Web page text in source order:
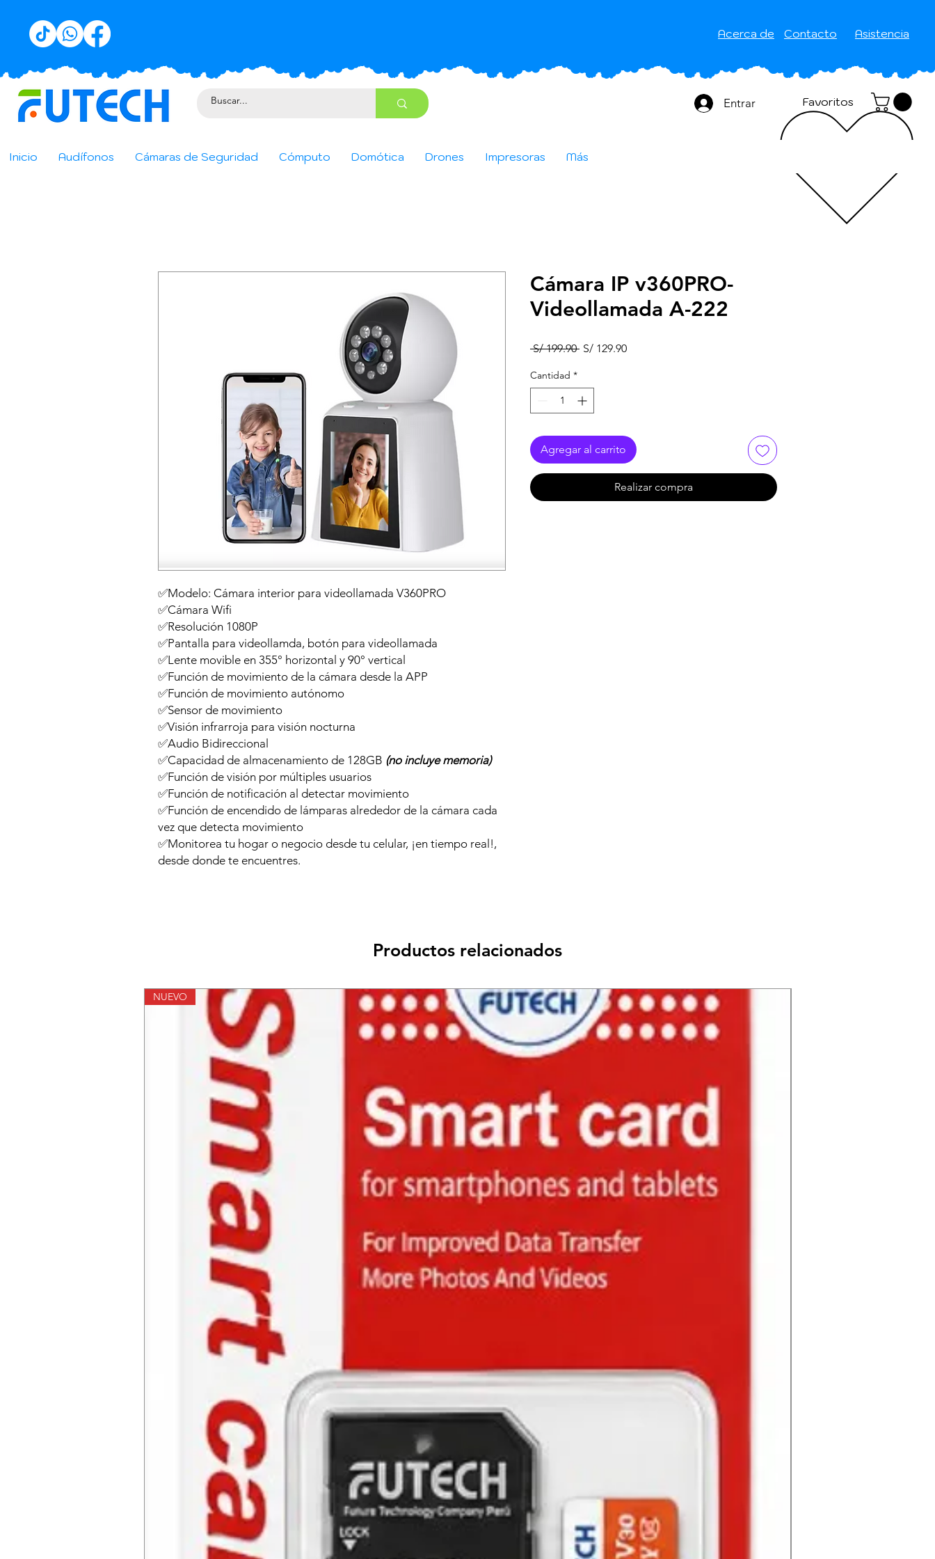
Acerca de Contacto Asistencia
Entrar Favoritos
Inicio Audífonos Cámaras de Seguridad Cómputo Domótica Drones Impresoras Más
✅Modelo: Cámara interior para videollamada V360PRO
✅Cámara Wifi
✅Resolución 1080P
✅Pantalla para videollamda, botón para videollamada
✅Lente movible en 355° horizontal y 90° vertical
✅Función de movimiento de la cámara desde la APP
✅Función de movimiento autónomo
✅Sensor de movimiento
✅Visión infrarroja para visión nocturna
✅Audio Bidireccional
✅Capacidad de almacenamiento de 128GB (no incluye memoria)
✅Función de visión por múltiples usuarios
✅Función de notificación al detectar movimiento
✅Función de encendido de lámparas alrededor de la cámara cada
vez que detecta movimiento
✅Monitorea tu hogar o negocio desde tu celular, ¡en tiempo real!,
desde donde te encuentres.
Cámara IP v360PRO-
Videollamada A-222
S/ 199.90 Precio
S/ 129.90Precio
Cantidad *
Agregar al carrito
Realizar compra
Productos relacionados
NUEVO